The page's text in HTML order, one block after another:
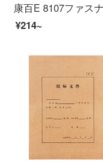
¥214~